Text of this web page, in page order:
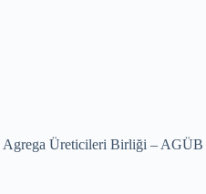
Agrega Üreticileri Birliği – AGÜB